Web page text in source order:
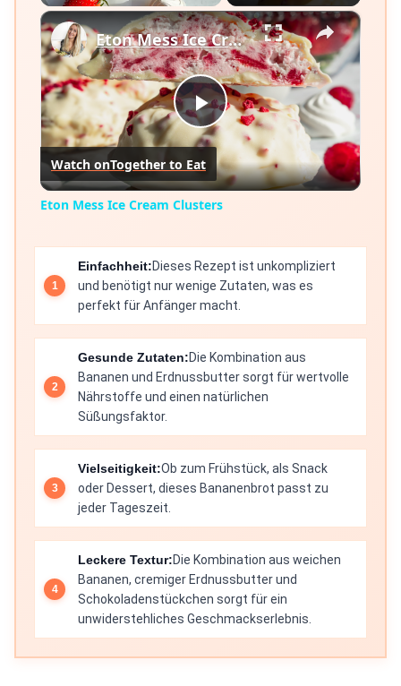
Fullscreen ×
Play
Video
Eton Mess Ice Cream Clusters
Watch onTogether to Eat
Eton Mess Ice Cream Clusters
Einfachheit:Dieses Rezept ist unkompliziert
und benötigt nur wenige Zutaten, was es
perfekt für Anfänger macht.
Gesunde Zutaten:Die Kombination aus
Bananen und Erdnussbutter sorgt für wertvolle
Nährstoffe und einen natürlichen
Süßungsfaktor.
Vielseitigkeit:Ob zum Frühstück, als Snack
oder Dessert, dieses Bananenbrot passt zu
jeder Tageszeit.
Leckere Textur:Die Kombination aus weichen
Bananen, cremiger Erdnussbutter und
Schokoladenstückchen sorgt für ein
unwiderstehliches Geschmackserlebnis.